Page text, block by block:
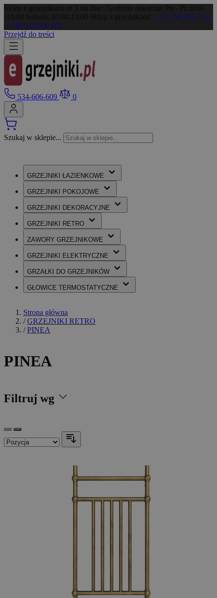
+48 791 868 556
+48 534 606 609
Przejdź do treści
534-606-609 0
Szukaj w sklepie...
GRZEJNIKI ŁAZIENKOWE
GRZEJNIKI POKOJOWE
GRZEJNIKI DEKORACYJNE
GRZEJNIKI RETRO
ZAWORY GRZEJNIKOWE
GRZEJNIKI ELEKTRYCZNE
GRZAŁKI DO GRZEJNIKÓW
GŁOWICE TERMOSTATYCZNE
Strona główna
/ GRZEJNIKI RETRO
/ PINEA
PINEA
Filtruj wg